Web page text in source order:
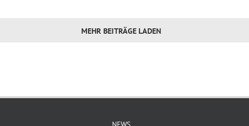
39. 19_Prozess der vierfachen ErlösungMEHR BEITRÄGE LADEN